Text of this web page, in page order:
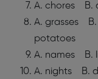
A. chores B.
A. grasses
potatoes
A. names B.
A. nights B.